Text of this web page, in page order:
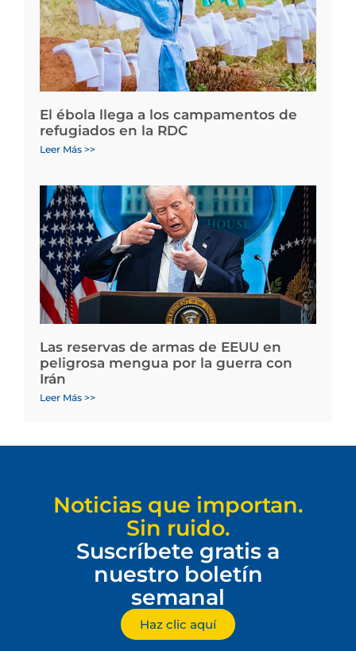
El ébola llega a los campamentos de
refugiados en la RDC
Leer Más >>
Las reservas de armas de EEUU en
peligrosa mengua por la guerra con
Irán
Leer Más >>
Noticias que importan.
Sin ruido.
Suscríbete gratis a
nuestro boletín
semanal
Haz clic aquí